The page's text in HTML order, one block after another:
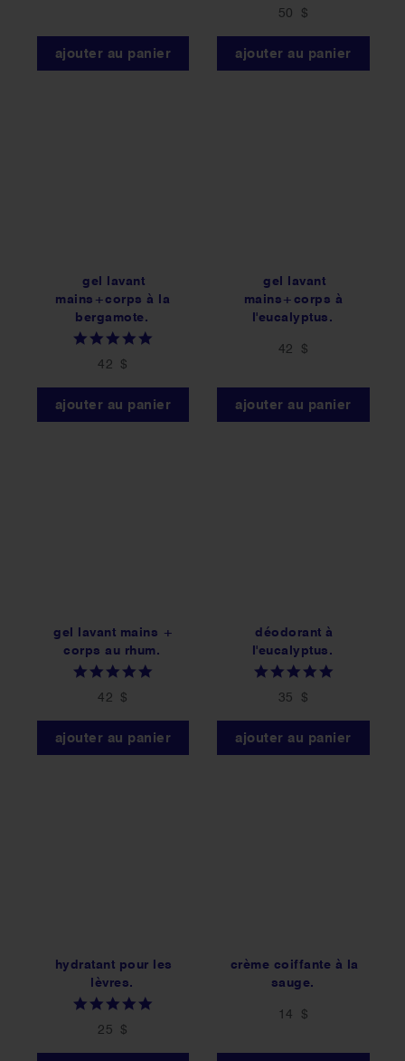
ajouter au panier
50 $
ajouter au panier
gel lavant
mains+corps à la
bergamote.
42 $
ajouter au panier
gel lavant
mains+corps à
l'eucalyptus.
42 $
ajouter au panier
gel lavant mains +
corps au rhum.
42 $
ajouter au panier
déodorant à
l'eucalyptus.
35 $
ajouter au panier
hydratant pour les
lèvres.
25 $
crème coiffante à la
sauge.
14 $